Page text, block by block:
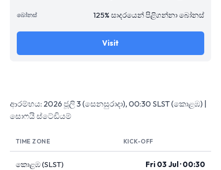
125% සාදරයෙන් පිළිගන්නා බෝනස්
Visit
ආරම්භය: 2026 ජූලි 3 (සෙනසුරාදා), 00:30 SLST (කොළඹ) |
සොෆයි ස්ටේඩියම්
TIME ZONE KICK-OFF
කොළඹ (SLST) Fri 03 Jul · 00:30